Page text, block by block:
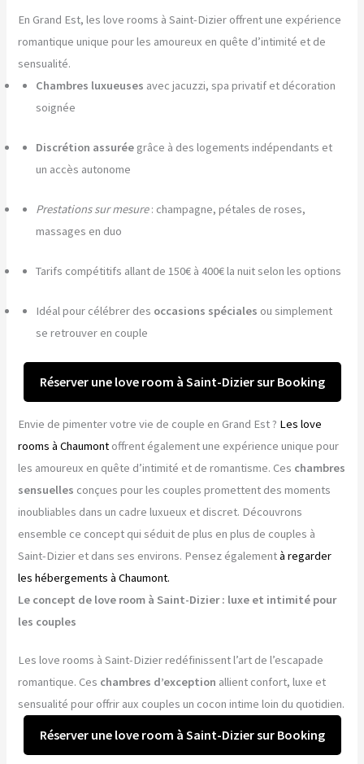
En Grand Est, les love rooms à Saint-Dizier offrent une expérience
romantique unique pour les amoureux en quête d’intimité et de
sensualité.
Chambres luxueuses avec jacuzzi, spa privatif et décoration
soignée
Discrétion assurée grâce à des logements indépendants et
un accès autonome
Prestations sur mesure: champagne, pétales de roses,
massages en duo
Tarifs compétitifs allant de 150€ à 400€ la nuit selon les options
Idéal pour célébrer des occasions spéciales ou simplement
se retrouver en couple
Réserver une love room à Saint-Dizier sur Booking
Envie de pimenter votre vie de couple en Grand Est ? Les love
rooms à Chaumont offrent également une expérience unique pour
les amoureux en quête d’intimité et de romantisme. Ces chambres
sensuelles conçues pour les couples promettent des moments
inoubliables dans un cadre luxueux et discret. Découvrons
ensemble ce concept qui séduit de plus en plus de couples à
Saint-Dizier et dans ses environs. Pensez égalementà regarder
les hébergements à Chaumont.
Le concept de love room à Saint-Dizier : luxe et intimité pour
les couples
Les love rooms à Saint-Dizier redéfinissent l’art de l’escapade
romantique. Ces chambres d’exception allient confort, luxe et
sensualité pour offrir aux couples un cocon intime loin du quotidien.
Réserver une love room à Saint-Dizier sur Booking